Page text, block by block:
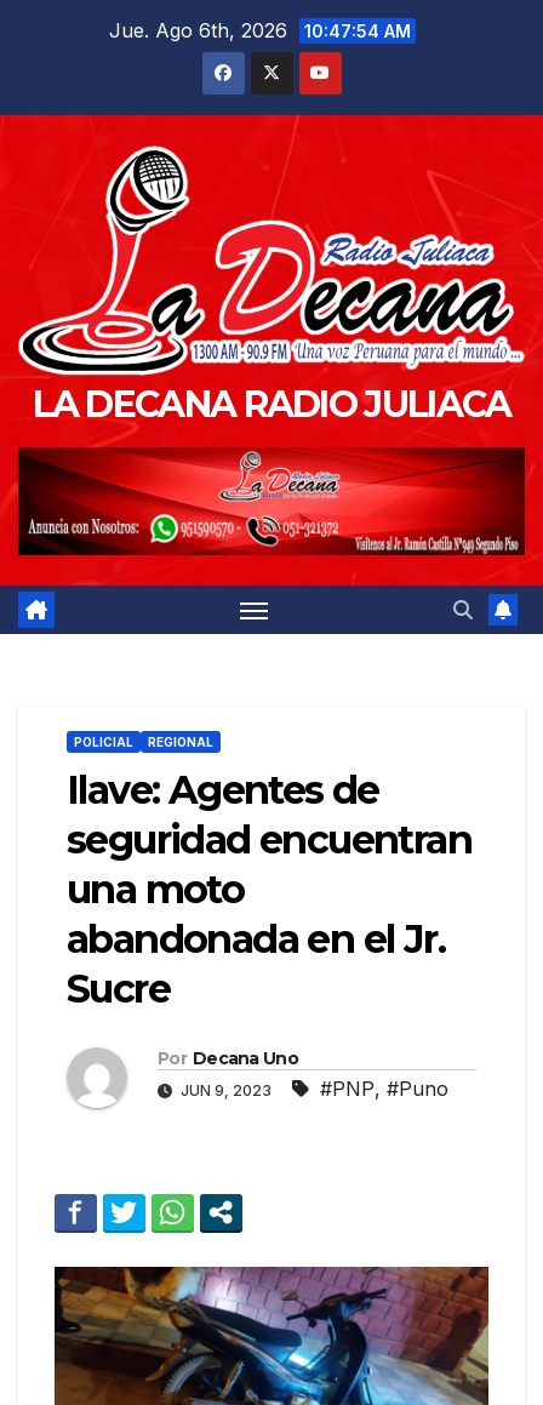
Jue. Ago 6th, 2026 10:47:55 AM
LA DECANA RADIO JULIACA
POLICIAL REGIONAL
Ilave: Agentes de
seguridad encuentran
una moto
abandonada en el Jr.
Sucre
Por Decana Uno
JUN 9, 2023 #PNP, #Puno